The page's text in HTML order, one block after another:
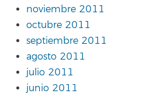
noviembre 2011
octubre 2011
septiembre 2011
agosto 2011
julio 2011
junio 2011